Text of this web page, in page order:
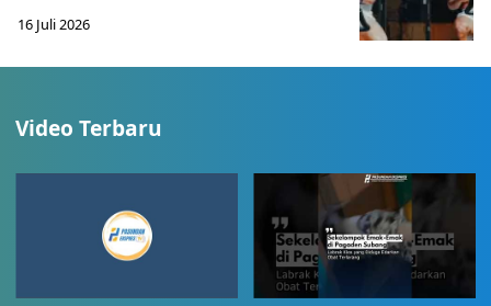
16 Juli 2026
Video Terbaru